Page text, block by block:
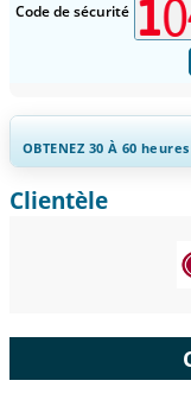
Code de sécurité
OBTENEZ 30 À 60heures
Ampliar a cobertura
Clientèle